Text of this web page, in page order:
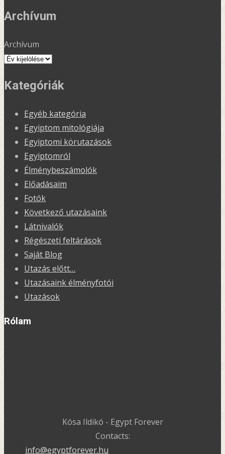
Archívum
Archívum
Kategóriák
Egyéb kategória
Egyiptom mitológiája
Egyiptomi körutazások
Egyiptomról
Élménybeszámolók
Előadásaim
Fotók
Következő utazásaink
Látnivalók
Régészeti feltárások
Saját Blog
Utazás előtt…
Utazásaink élményfotói
Utazások
Rólam
Kósa Ildikó - Egypt Forever
Contacts:
info@egyptforever.hu